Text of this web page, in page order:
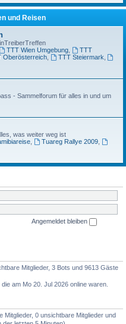
und Reisen
TTT Wien Umgebung,
TTT
Oberösterreich, TTT Steiermark
- Sammelforum für alles in und um
was weiter weg ist
, Tuareg Rallye 2009,
Angemeldet bleiben
Mitglieder, 3 Bots und 9613 Gäste
am Mo 20. Jul 2026 online waren.
Mitglieder, 0 unsichtbare Mitglieder und